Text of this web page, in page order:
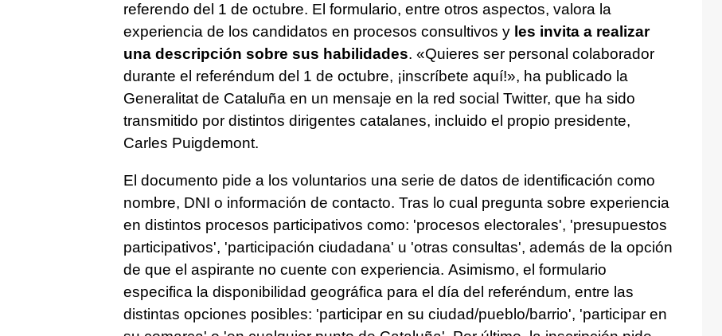
referendo del 1 de octubre. El formulario, entre otros aspectos, valora la
experiencia de los candidatos en procesos consultivos y les invita a realizar
una descripción sobre sus habilidades. «Quieres ser personal colaborador
durante el referéndum del 1 de octubre, ¡inscríbete aquí!», ha publicado la
Generalitat de Cataluña en un mensaje en la red social Twitter, que ha sido
transmitido por distintos dirigentes catalanes, incluido el propio presidente,
Carles Puigdemont.
El documento pide a los voluntarios una serie de datos de identificación como
nombre, DNI o información de contacto. Tras lo cual pregunta sobre experiencia
en distintos procesos participativos como: 'procesos electorales', 'presupuestos
participativos', 'participación ciudadana' u 'otras consultas', además de la opción
de que el aspirante no cuente con experiencia. Asimismo, el formulario
especifica la disponibilidad geográfica para el día del referéndum, entre las
distintas opciones posibles: 'participar en su ciudad/pueblo/barrio', 'participar en